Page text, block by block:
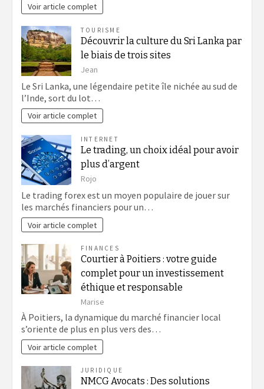
Voir article complet
TOURISME
Découvrir la culture du Sri Lanka par
le biais de trois sites
Jean
Le Sri Lanka, une légendaire petite île nichée au sud de
l’Inde, sort du lot…
Voir article complet
INTERNET
Le trading, un choix idéal pour avoir
plus d’argent
Rojo
Le trading forex est un moyen populaire de jouer sur
les marchés financiers pour un…
Voir article complet
FINANCES
Courtier à Poitiers : votre guide
complet pour un investissement
éthique et responsable
Marise
À Poitiers, la dynamique du marché financier local
s’oriente de plus en plus vers des…
Voir article complet
JURIDIQUE
NMCG Avocats : Des solutions